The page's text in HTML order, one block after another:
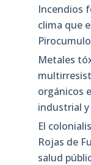
Incendios
clima que
Metales
orgánicos
industrial y
El
Rojas de
salud